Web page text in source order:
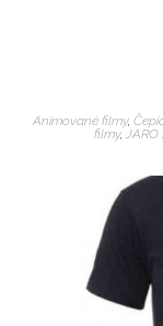
Animované filmy,
filmy,